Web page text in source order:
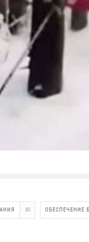
80 ОБЕСПЕЧЕНИЕ